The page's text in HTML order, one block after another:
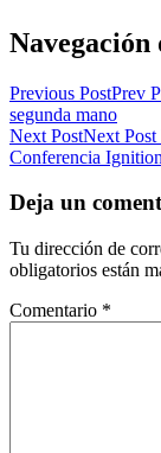
Navegación
Previous PostPrev
segunda mano
Next PostNext Post
Conferencia
Deja un
Tu dirección de
obligatorios están
Comentario *